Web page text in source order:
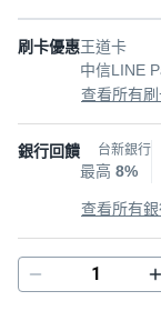
刷卡優惠王道卡
中信LINE
查看所有
銀行回饋 台新銀行
最高 8%
查看所有